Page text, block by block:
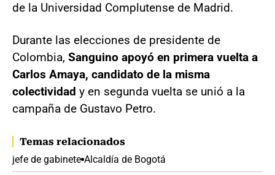
de la Universidad Complutense de Madrid.
Durante las elecciones de presidente de
Colombia, Sanguino apoyó en primera vuelta a
Carlos Amaya, candidato de la misma
colectividad y en segunda vuelta se unió a la
campaña de Gustavo Petro.
Temas relacionados
jefe de gabinete Alcaldía de Bogotá